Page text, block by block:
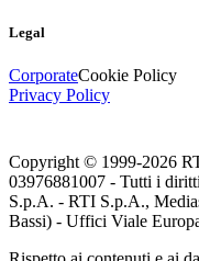
Legal
CorporateCookie Policy
Privacy Policy
Copyright © 1999-2026
03976881007 - Tutti i
S.p.A. - RTI S.p.A.,
Bassi) - Uffici Viale